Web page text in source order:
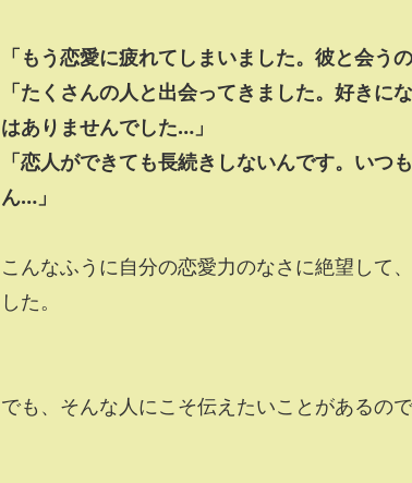
「もう恋愛に疲れてしまいました。彼と会う
「たくさんの人と出会ってきました。好き
はありませんでした…」
「恋人ができても長続きしないんです。い
ん…」
こんなふうに自分の恋愛力のなさに絶望して
した。
でも、そんな人にこそ伝えたいことがあるので